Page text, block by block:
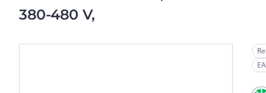
380-480 V,